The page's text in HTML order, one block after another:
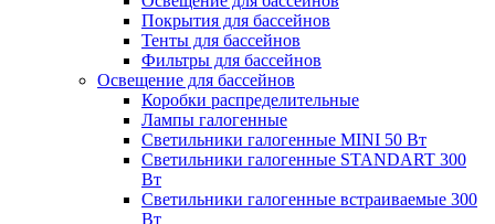
Покрытия для бассейнов
Тенты для бассейнов
Фильтры для бассейнов
Освещение для бассейнов
Коробки распределительные
Лампы галогенные
Светильники галогенные MINI 50 Вт
Светильники галогенные STANDART 300
Вт
Светильники галогенные встраиваемые 300
Вт